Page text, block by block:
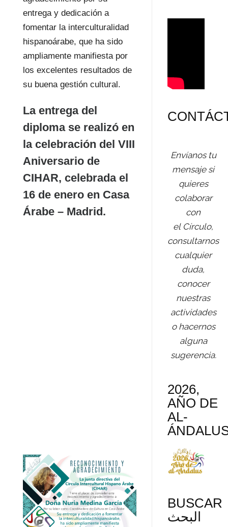
entrega y dedicación a
fomentar la interculturalidad
hispanoárabe, que ha sido
ampliamente manifiesta por
los excelentes resultados de
su buena gestión cultural.
La entrega del
diploma se realizó en
la celebración del VIII
Aniversario de
CIHAR, celebrada el
16 de enero en Casa
Árabe – Madrid.
Envíanos tu
mensaje si
quieres
colaborar
con
el Círculo,
consultarnos
cualquier
duda,
conocer
nuestras
actividades
o hacernos
alguna
sugerencia.
2026,
AÑO DE
AL-
BUSCAR
البحث